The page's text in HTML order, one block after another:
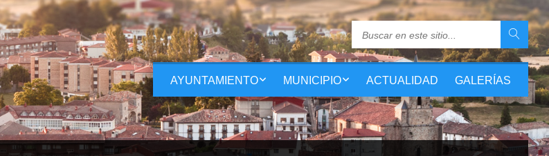
AYUNTAMIENTO MUNICIPIO ACTUALIDAD GALERÍAS